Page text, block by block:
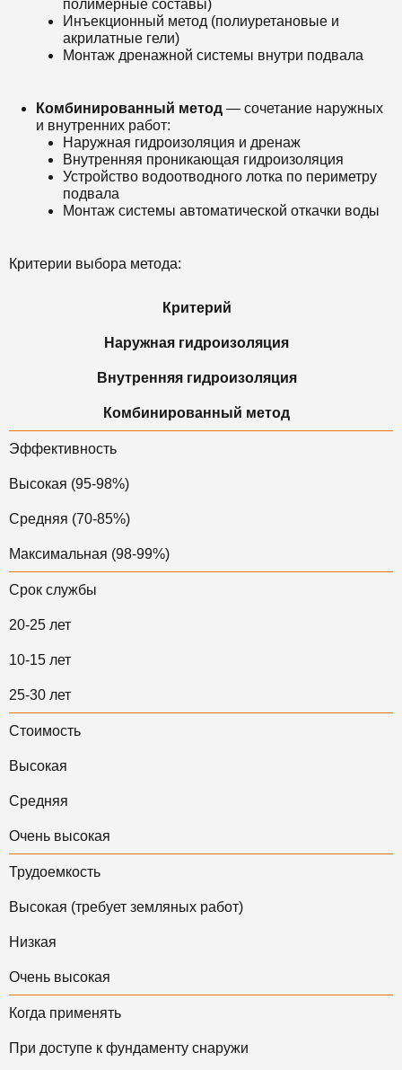
полимерные составы)
Инъекционный метод (полиуретановые и
акрилатные гели)
Монтаж дренажной системы внутри подвала
Комбинированный метод — сочетание наружных
и внутренних работ:
Наружная гидроизоляция и дренаж
Внутренняя проникающая гидроизоляция
Устройство водоотводного лотка по периметру
подвала
Монтаж системы автоматической откачки воды
Критерии выбора метода:
Критерий
Наружная гидроизоляция
Внутренняя гидроизоляция
Комбинированный метод
Эффективность
Высокая (95-98%)
Средняя (70-85%)
Максимальная (98-99%)
Срок службы
20-25 лет
10-15 лет
25-30 лет
Стоимость
Высокая
Средняя
Очень высокая
Трудоемкость
Высокая (требует земляных работ)
Низкая
Очень высокая
Когда применять
При доступе к фундаменту снаружи